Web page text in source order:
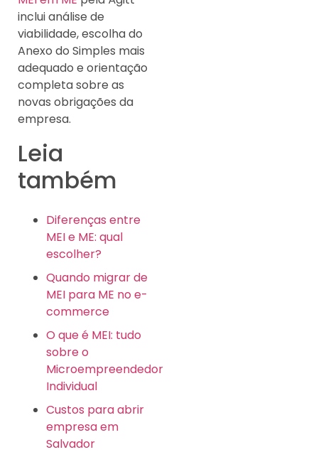
inclui análise de
viabilidade, escolha do
Anexo do Simples mais
adequado e orientação
completa sobre as
novas obrigações da
empresa.
Leia
também
Diferenças entre
MEI e ME: qual
escolher?
Quando migrar de
MEI para ME no e-
commerce
O que é MEI: tudo
sobre o
Microempreendedor
Individual
Custos para abrir
empresa em
Salvador